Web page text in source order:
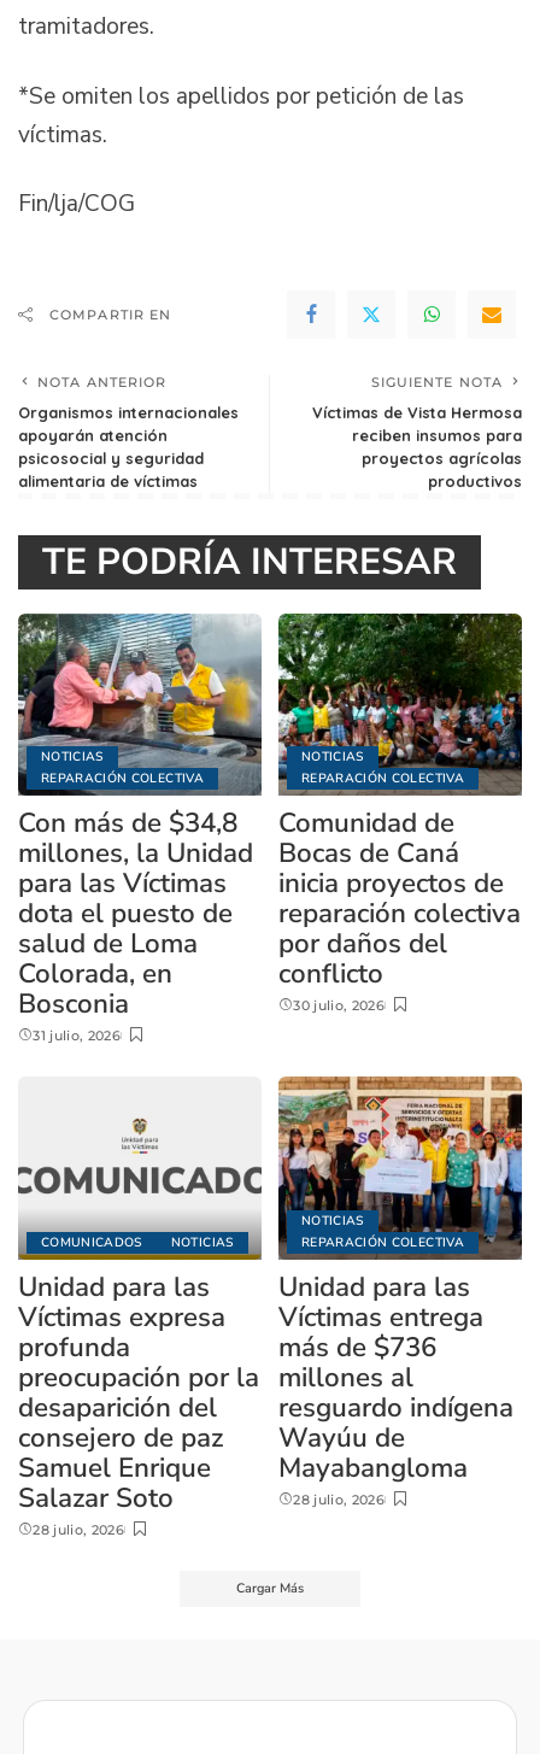
tramitadores.
*Se omiten los apellidos por petición de las
víctimas.
Fin/lja/COG
COMPARTIR EN
NOTA ANTERIOR
Organismos internacionales
apoyarán atención
psicosocial y seguridad
alimentaria de víctimas
SIGUIENTE NOTA
Víctimas de Vista Hermosa
reciben insumos para
proyectos agrícolas
productivos
TE PODRÍA INTERESAR
NOTICIAS
REPARACIÓN COLECTIVA
Con más de $34,8
millones, la Unidad
para las Víctimas
dota el puesto de
salud de Loma
Colorada, en
Bosconia
31 julio, 2026
NOTICIAS
REPARACIÓN COLECTIVA
Comunidad de
Bocas de Caná
inicia proyectos de
reparación colectiva
por daños del
conflicto
30 julio, 2026
COMUNICADOS NOTICIAS
Unidad para las
Víctimas expresa
profunda
preocupación por la
desaparición del
consejero de paz
Samuel Enrique
Salazar Soto
28 julio, 2026
NOTICIAS
REPARACIÓN COLECTIVA
Unidad para las
Víctimas entrega
más de $736
millones al
resguardo indígena
Wayúu de
Mayabangloma
28 julio, 2026
Cargar Más